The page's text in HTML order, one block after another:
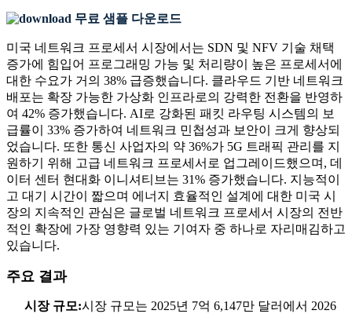
무료 샘플 다운로드
미국 네트워크 프로세서 시장에서는 SDN 및 NFV 기술 채택
증가에 힘입어 프로그래밍 가능 및 처리량이 높은 프로세서에
대한 수요가 거의 38% 급증했습니다. 클라우드 기반 네트워크
배포는 확장 가능한 가상화 인프라로의 강력한 전환을 반영하
여 42% 증가했습니다. AI로 강화된 패킷 라우팅 시스템의 보
급률이 33% 증가하여 네트워크 민첩성과 보안이 크게 향상되
었습니다. 또한 통신 사업자의 약 36%가 5G 트래픽 관리를 지
원하기 위해 고급 네트워크 프로세서로 업그레이드했으며, 데
이터 센터 현대화 이니셔티브는 31% 증가했습니다. 지능적이
고 대기 시간이 짧으며 에너지 효율적인 설계에 대한 미국 시
장의 지속적인 관심은 글로벌 네트워크 프로세서 시장의 전반
적인 확장에 가장 영향력 있는 기여자 중 하나로 자리매김하고
있습니다.
주요 결과
시장 규모:시장 규모는 2025년 7억 6,147만 달러에서 2026